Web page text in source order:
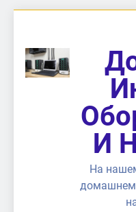
содержимому
И
На
домашнем